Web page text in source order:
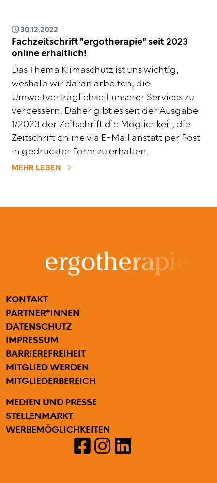
30.12.2022
Fachzeitschrift "ergotherapie" seit 2023
online erhältlich!
Das Thema Klimaschutz ist uns wichtig,
weshalb wir daran arbeiten, die
Umweltverträglichkeit unserer Services zu
verbessern. Daher gibt es seit der Ausgabe
1/2023 der Zeitschrift die Möglichkeit, die
Zeitschrift online via E-Mail anstatt per Post
in gedruckter Form zu erhalten.
MEHR LESEN ZU FACHZEITSCHRIFT
FUSSZEILENMENÜ
KONTAKT
PARTNER*INNEN
DATENSCHUTZ
IMPRESSUM
BARRIEREFREIHEIT
BENUTZERMENÜ
MITGLIED WERDEN
MITGLIEDERBEREICH
SECONDARY MENU
MEDIEN UND PRESSE
STELLENMARKT
WERBEMÖGLICHKEITEN
ERGOTHERAPIE AUSTRIA
ERGOTHERAPIE
ERGOTHERAPIE